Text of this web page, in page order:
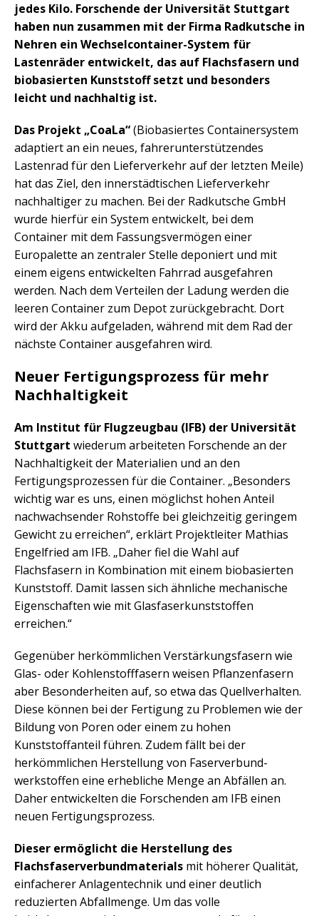
jedes Kilo. Forschende der Universität Stuttgart
haben nun zusammen mit der Firma Radkutsche in
Nehren ein Wechselcontainer-System für
Lastenräder entwickelt, das auf Flachsfasern und
biobasierten Kunststoff setzt und besonders
leicht und nachhaltig ist.
Das Projekt „CoaLa“(Biobasiertes Containersystem
adaptiert an ein neues, fahrerunterstützendes
Lastenrad für den Lieferverkehr auf der letzten Meile)
hat das Ziel, den innerstädtischen Lieferverkehr
nachhaltiger zu machen. Bei der Radkutsche GmbH
wurde hierfür ein System entwickelt, bei dem
Container mit dem Fassungsvermögen einer
Europalette an zentraler Stelle deponiert und mit
einem eigens entwickelten Fahrrad ausgefahren
werden. Nach dem Verteilen der Ladung werden die
leeren Container zum Depot zurückgebracht. Dort
wird der Akku aufgeladen, während mit dem Rad der
nächste Container ausgefahren wird.
Neuer Fertigungsprozess für mehr
Nachhaltigkeit
Am Institut für Flugzeugbau (IFB) der Universität
Stuttgart wiederum arbeiteten Forschende an der
Nachhaltigkeit der Materialien und an den
Fertigungsprozessen für die Container. „Besonders
wichtig war es uns, einen möglichst hohen Anteil
nachwachsender Rohstoffe bei gleichzeitig geringem
Gewicht zu erreichen“, erklärt Projektleiter Mathias
Engelfried am IFB. „Daher fiel die Wahl auf
Flachsfasern in Kombination mit einem biobasierten
Kunststoff. Damit lassen sich ähnliche mechanische
Eigenschaften wie mit Glasfaserkunststoffen
erreichen.“
Gegenüber herkömmlichen Verstärkungsfasern wie
Glas- oder Kohlenstofffasern weisen Pflanzenfasern
aber Besonderheiten auf, so etwa das Quellverhalten.
Diese können bei der Fertigung zu Problemen wie der
Bildung von Poren oder einem zu hohen
Kunststoffanteil führen. Zudem fällt bei der
herkömmlichen Herstellung von Faserverbund-
werkstoffen eine erhebliche Menge an Abfällen an.
Daher entwickelten die Forschenden am IFB einen
neuen Fertigungsprozess.
Dieser ermöglicht die Herstellung des
Flachsfaserverbundmaterials mit höherer Qualität,
einfacherer Anlagentechnik und einer deutlich
reduzierten Abfallmenge. Um das volle